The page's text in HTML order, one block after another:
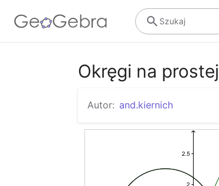
Szukaj
Okręgi na prostej
Autor: and.kiernich